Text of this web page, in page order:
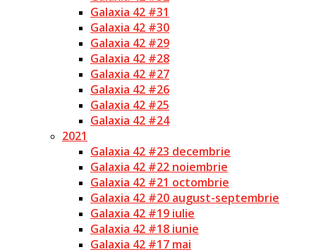
Galaxia 42 #31
Galaxia 42 #30
Galaxia 42 #29
Galaxia 42 #28
Galaxia 42 #27
Galaxia 42 #26
Galaxia 42 #25
Galaxia 42 #24
2021
Galaxia 42 #23 decembrie
Galaxia 42 #22 noiembrie
Galaxia 42 #21 octombrie
Galaxia 42 #20 august-septembrie
Galaxia 42 #19 iulie
Galaxia 42 #18 iunie
Galaxia 42 #17 mai